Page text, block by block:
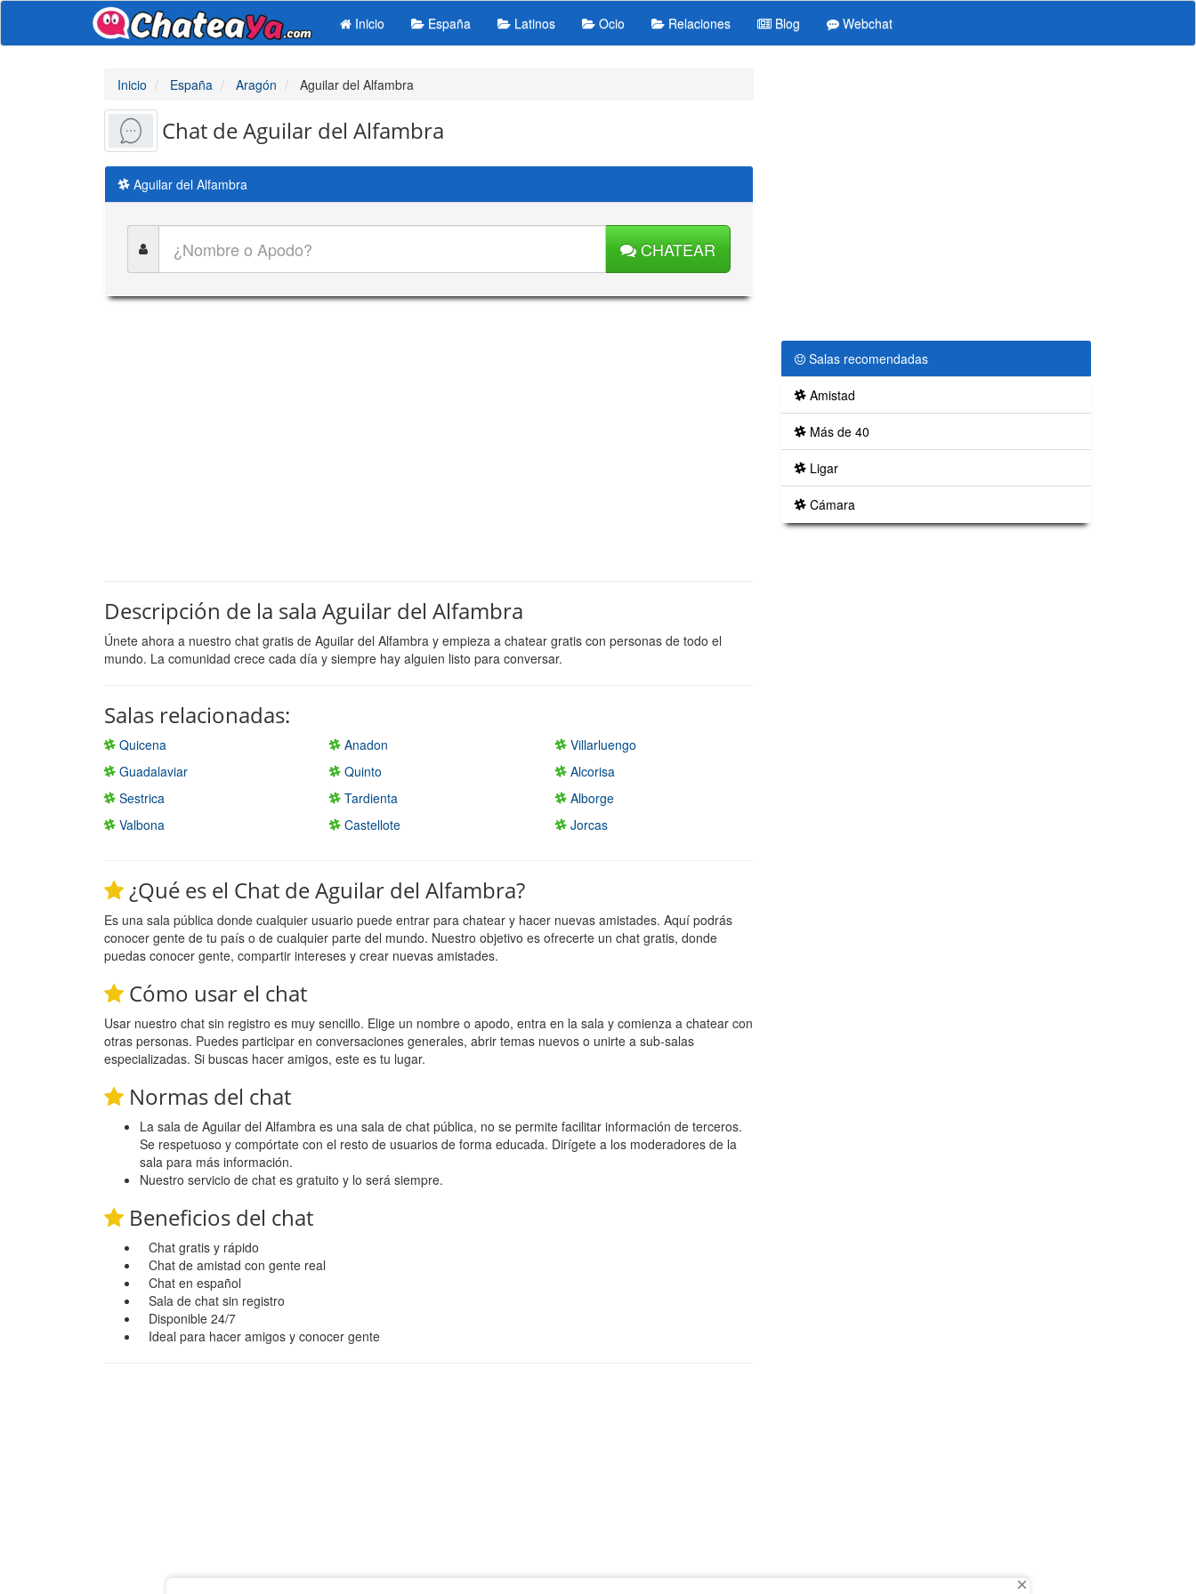
Inicio España Latinos Ocio Relaciones Blog Webchat
Inicio España Aragón Aguilar del Alfambra
Chat de Aguilar del Alfambra
Aguilar del Alfambra
CHATEAR
Descripción de la sala Aguilar del Alfambra
Únete ahora a nuestro chat gratis de Aguilar del Alfambra y empieza a chatear gratis con personas de todo el
mundo. La comunidad crece cada día y siempre hay alguien listo para conversar.
Salas relacionadas:
Quicena Anadon
Villarluengo
Guadalaviar
Quinto
Alcorisa
Sestrica
Tardienta
Alborge
Valbona
Castellote Jorcas
¿Qué es el Chat de Aguilar del Alfambra?
Es una sala pública donde cualquier usuario puede entrar para chatear y hacer nuevas amistades. Aquí podrás
conocer gente de tu país o de cualquier parte del mundo. Nuestro objetivo es ofrecerte un chat gratis, donde
puedas conocer gente, compartir intereses y crear nuevas amistades.
Cómo usar el chat
Usar nuestro chat sin registro es muy sencillo. Elige un nombre o apodo, entra en la sala y comienza a chatear con
otras personas. Puedes participar en conversaciones generales, abrir temas nuevos o unirte a sub-salas
especializadas. Si buscas hacer amigos, este es tu lugar.
Normas del chat
La sala de Aguilar del Alfambra es una sala de chat pública, no se permite facilitar información de terceros.
Se respetuoso y compórtate con el resto de usuarios de forma educada. Dirígete a los moderadores de la
sala para más información.
Nuestro servicio de chat es gratuito y lo será siempre.
Beneficios del chat
Chat gratis y rápido
Chat de amistad con gente real
Chat en español
Sala de chat sin registro
Disponible 24/7
Ideal para hacer amigos y conocer gente
Salas recomendadas
Amistad
Más de 40
Ligar
Cámara